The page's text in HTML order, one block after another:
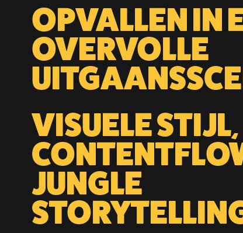
OPVALLEN IN
OVERVOLLE
VISUELE STIJL,
JUNGLE